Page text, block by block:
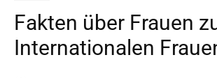
Fakten über Frauen
Internationalen